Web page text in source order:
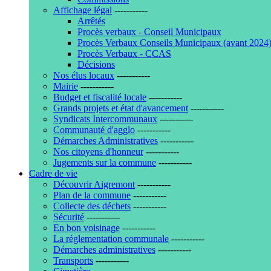
Affichage légal -----------
Arrêtés
Procès verbaux - Conseil Municipaux
Procès Verbaux Conseils Municipaux (avant 2024)
Procès Verbaux - CCAS
Décisions
Nos élus locaux -----------
Mairie -----------
Budget et fiscalité locale -----------
Grands projets et état d'avancement -----------
Syndicats Intercommunaux -----------
Communauté d'agglo -----------
Démarches Administratives -----------
Nos citoyens d'honneur -----------
Jugements sur la commune -----------
Cadre de vie
Découvrir Aigremont -----------
Plan de la commune -----------
Collecte des déchets -----------
Sécurité -----------
En bon voisinage -----------
La réglementation communale -----------
Démarches administratives -----------
Transports -----------